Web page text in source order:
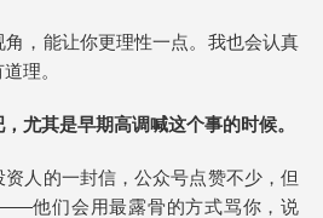
角，能让你更理性一点。我也会认真
理。
尤其是早期高调喊这个事的时候。
资人的一封信，公众号点赞不少，但
他们会用最露骨的方式骂你，说